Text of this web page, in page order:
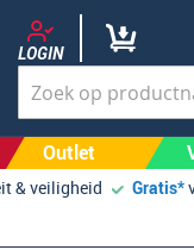
LOGIN
Outlet
& veiligheid Gratis*